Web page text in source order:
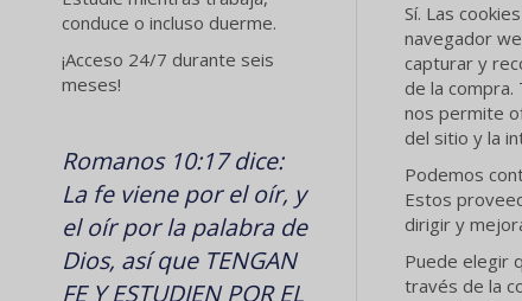
conduce o incluso duerme.
¡Acceso 24/7 durante seis
meses!
Romanos 10:17 dice:
La fe viene por el oír, y
el oír por la palabra de
Dios, así que TENGAN
FE Y ESTUDIEN POR EL
Sí. Las
navegador
capturar y
de la
nos permite
del sitio y la
Podemos
Estos
dirigir y
Puede elegir
través de la